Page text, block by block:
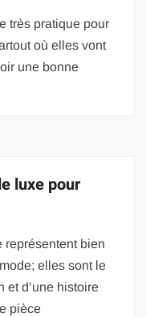
très pratique pour
où elles vont
une bonne
luxe pour
représentent bien
elles sont le
et d’une histoire
pièce